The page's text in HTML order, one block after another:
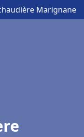
Marignane